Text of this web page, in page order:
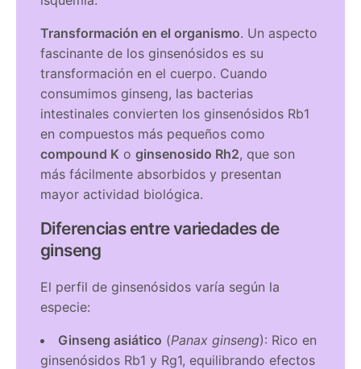
Transformación en el organismo. Un aspecto
fascinante de los ginsenósidos es su
transformación en el cuerpo. Cuando
consumimos ginseng, las bacterias
intestinales convierten los ginsenósidos Rb1
en compuestos más pequeños como
compound K oginsenosido Rh2, que son
más fácilmente absorbidos y presentan
mayor actividad biológica.
Diferencias entre variedades de
ginseng
El perfil de ginsenósidos varía según la
especie:
Ginseng asiático (Panax ginseng): Rico en
ginsenósidos Rb1 y Rg1, equilibrando efectos